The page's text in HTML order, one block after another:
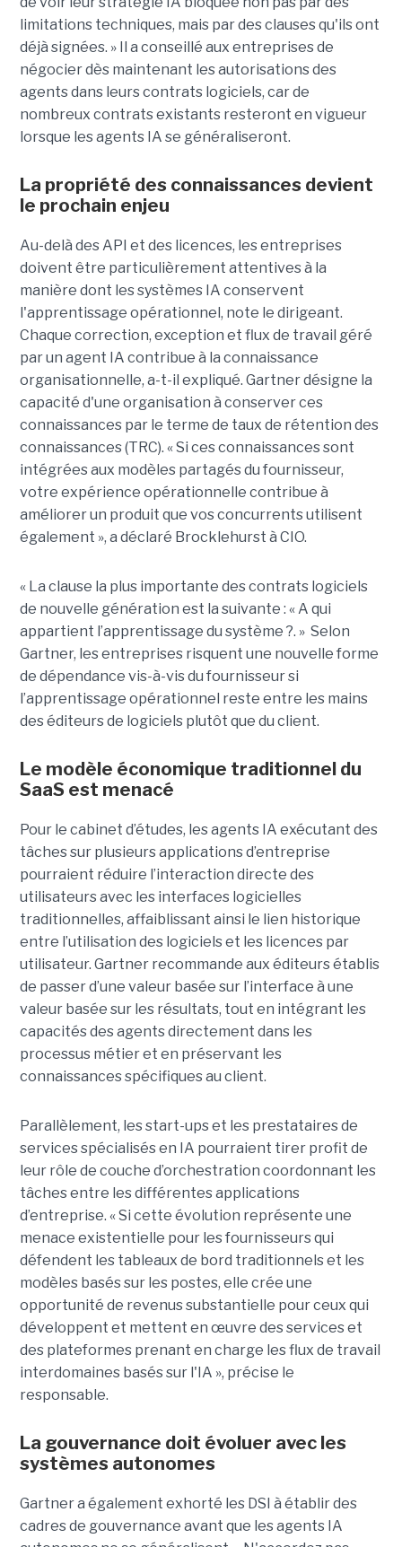
limitations techniques, mais par des clauses qu'ils ont
déjà signées. » Il a conseillé aux entreprises de
négocier dès maintenant les autorisations des
agents dans leurs contrats logiciels, car de
nombreux contrats existants resteront en vigueur
lorsque les agents IA se généraliseront.
La propriété des connaissances devient
le prochain enjeu
Au-delà des API et des licences, les entreprises
doivent être particulièrement attentives à la
manière dont les systèmes IA conservent
l'apprentissage opérationnel, note le dirigeant.
Chaque correction, exception et flux de travail géré
par un agent IA contribue à la connaissance
organisationnelle, a-t-il expliqué. Gartner désigne la
capacité d'une organisation à conserver ces
connaissances par le terme de taux de rétention des
connaissances (TRC). « Si ces connaissances sont
intégrées aux modèles partagés du fournisseur,
votre expérience opérationnelle contribue à
améliorer un produit que vos concurrents utilisent
également », a déclaré Brocklehurst à CIO.
« La clause la plus importante des contrats logiciels
de nouvelle génération est la suivante : « A qui
appartient l’apprentissage du système ?. » Selon
Gartner, les entreprises risquent une nouvelle forme
de dépendance vis-à-vis du fournisseur si
l’apprentissage opérationnel reste entre les mains
des éditeurs de logiciels plutôt que du client.
Le modèle économique traditionnel du
SaaS est menacé
Pour le cabinet d’études, les agents IA exécutant des
tâches sur plusieurs applications d’entreprise
pourraient réduire l’interaction directe des
utilisateurs avec les interfaces logicielles
traditionnelles, affaiblissant ainsi le lien historique
entre l’utilisation des logiciels et les licences par
utilisateur. Gartner recommande aux éditeurs établis
de passer d’une valeur basée sur l’interface à une
valeur basée sur les résultats, tout en intégrant les
capacités des agents directement dans les
processus métier et en préservant les
connaissances spécifiques au client.
Parallèlement, les start-ups et les prestataires de
services spécialisés en IA pourraient tirer profit de
leur rôle de couche d’orchestration coordonnant les
tâches entre les différentes applications
d’entreprise. « Si cette évolution représente une
menace existentielle pour les fournisseurs qui
défendent les tableaux de bord traditionnels et les
modèles basés sur les postes, elle crée une
opportunité de revenus substantielle pour ceux qui
développent et mettent en œuvre des services et
des plateformes prenant en charge les flux de travail
interdomaines basés sur l'IA », précise le
responsable.
La gouvernance doit évoluer avec les
systèmes autonomes
Gartner a également exhorté les DSI à établir des
cadres de gouvernance avant que les agents IA